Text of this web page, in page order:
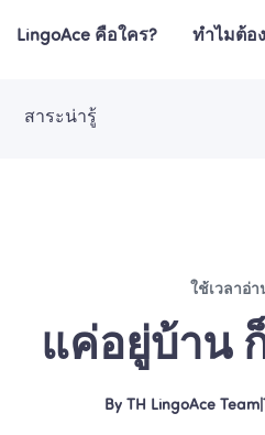
LingoAce คือใคร? ทำไมต้อ
สาระน่ารู้
ใช้เวลาอ่
แค่อยู่บ้าน
By TH LingoAce Team|